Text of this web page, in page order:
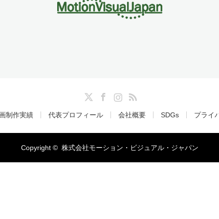
RSS
制作実績 代表プロフィール 会社概要 SDGs プライ
Copyright © 株式会社モーション・ビジュアル・ジャパン